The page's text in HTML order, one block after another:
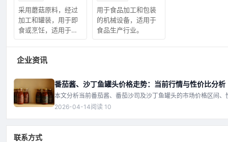
采用蘑菇原料，经过
加工和罐装，用于即
食或烹饪，适用于餐
用于食品加工和包装
的机械设备，适用于
食品生产行业。
企业资讯
番茄酱、沙丁鱼罐头价格走势：当前行情与性价比分析
本文分析当前番茄酱、番茄沙司及沙丁鱼罐头的市场价格区间、
表现，并深入探讨影响价格的关键因素，包括原料成本、供需变
2026-04-14阅读 10
联系方式